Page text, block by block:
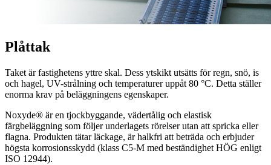
Plåttak
Taket är fastighetens yttre skal. Dess ytskikt utsätts för regn, snö, is
och hagel, UV-strålning och temperaturer uppåt 80 °C. Detta ställer
enorma krav på beläggningens egenskaper.
Noxyde® är en tjockbyggande, vädertålig och elastisk
färgbeläggning som följer underlagets rörelser utan att spricka eller
flagna. Produkten tätar läckage, är halkfri att beträda och erbjuder
högsta korrosionsskydd (klass C5-M med beständighet HÖG enligt
ISO 12944).